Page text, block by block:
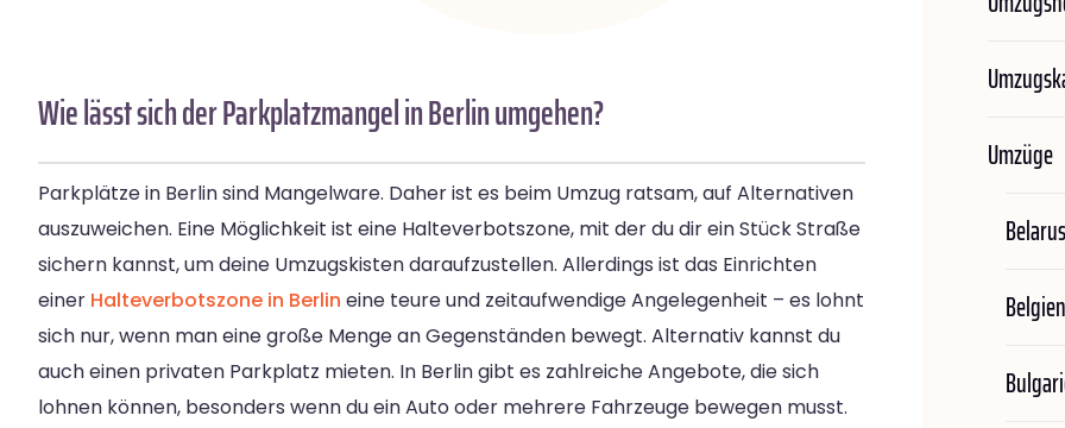
Wie lässt sich der Parkplatzmangel in Berlin umgehen?
Parkplätze in Berlin sind Mangelware. Daher ist es beim Umzug ratsam, auf Alternativen
auszuweichen. Eine Möglichkeit ist eine Halteverbotszone, mit der du dir ein Stück Straße
sichern kannst, um deine Umzugskisten daraufzustellen. Allerdings ist das Einrichten
einer Halteverbotszone in Berlin eine teure und zeitaufwendige Angelegenheit – es lohnt
sich nur, wenn man eine große Menge an Gegenständen bewegt. Alternativ kannst du
auch einen privaten Parkplatz mieten. In Berlin gibt es zahlreiche Angebote, die sich
lohnen können, besonders wenn du ein Auto oder mehrere Fahrzeuge bewegen musst.
Umzüge
Belarus
Belgien